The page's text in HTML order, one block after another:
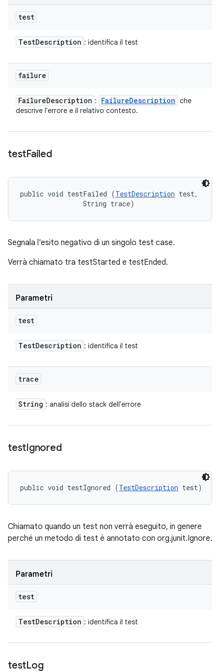
test
TestDescription : identifica il test
failure
FailureDescription : FailureDescription che
descrive l'errore e il relativo contesto.
testFailed
public void testFailed (TestDescription test,
                String trace)
Segnala l'esito negativo di un singolo test case.
Verrà chiamato tra testStarted e testEnded.
Parametri
test
TestDescription : identifica il test
trace
String : analisi dello stack dell'errore
testIgnored
public void testIgnored (TestDescription test)
Chiamato quando un test non verrà eseguito, in genere
perché un metodo di test è annotato con org.junit.Ignore.
Parametri
test
TestDescription : identifica il test
testLog